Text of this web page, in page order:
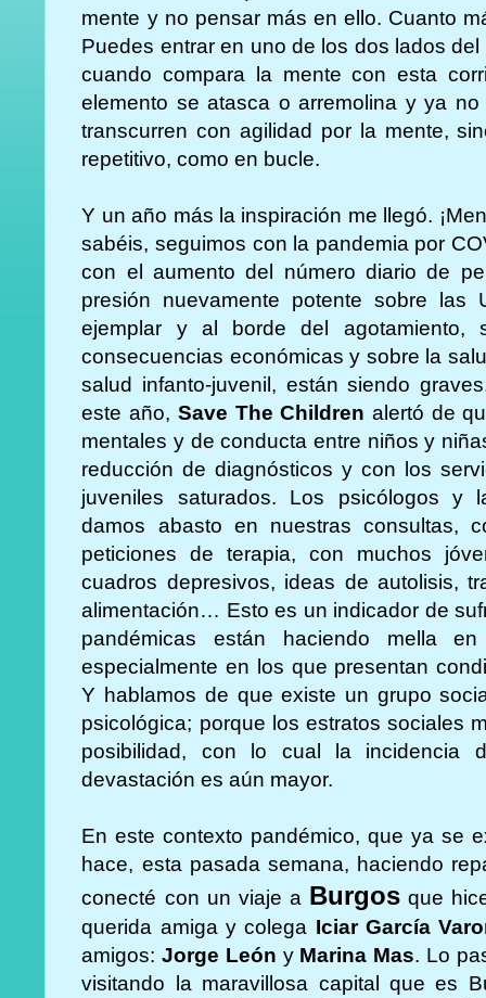
mente y no pensar más en ello. Cuanto
Puedes entrar en uno de los dos lados
cuando compara la mente con esta
elemento se atasca o arremolina y ya
transcurren con agilidad por la mente,
repetitivo, como en bucle.
Y un año más la inspiración me llegó.
sabéis, seguimos con la pandemia por
con el aumento del número diario de
presión nuevamente potente sobre las
ejemplar y al borde del
consecuencias económicas y sobre la
salud infanto-juvenil, están siendo
este año, Save The Children alertó de
mentales y de conducta entre niños y
reducción de diagnósticos y con los
juveniles saturados. Los psicólogos y
damos abasto en nuestras consultas,
peticiones de terapia, con muchos
cuadros depresivos, ideas de autolisis,
alimentación… Esto es un indicador de
pandémicas están haciendo mella
especialmente en los que presentan
Y hablamos de que existe un grupo
psicológica; porque los estratos sociales
posibilidad, con lo cual la incidencia
devastación es aún mayor.
En este contexto pandémico, que ya se
hace, esta pasada semana, haciendo
conecté con un viaje a Burgosque
querida amiga y colega Iciar García
amigos:Jorge León y Marina Mas. Lo
visitando la maravillosa capital que es